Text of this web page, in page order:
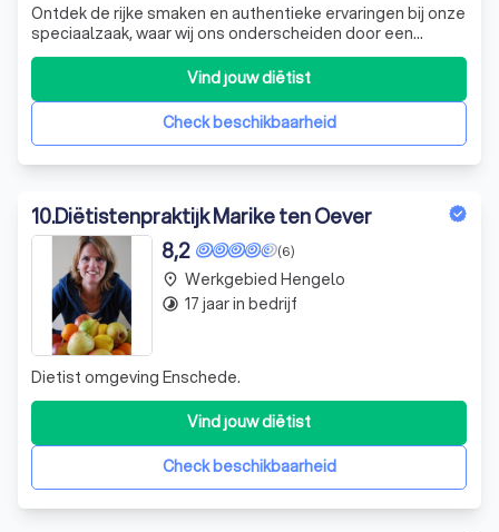
Ontdek de rijke smaken en authentieke ervaringen bij onze
speciaalzaak, waar wij ons onderscheiden door een
exclusief assortiment aan biologische en veganistische
producten. Wij geloven sterk in de kracht van natuurlijke
ingrediënten en bieden onze klanten een zorgvuldig
geselecteerde collectie vanCheck beschikbaarheid
Vind jouw diëtist
10.Diëtistenpraktijk Marike ten Oever
(6)
8,2
Dietist omgeving Enschede.
Check beschikbaarheid
Vind jouw diëtist
place Werkgebied Hengelo
timelapse 17 jaar in bedrijf